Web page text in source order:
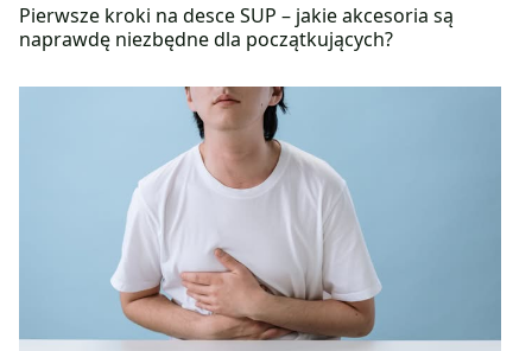
Pierwsze kroki na desce SUP – jakie akcesoria są
naprawdę niezbędne dla początkujących?